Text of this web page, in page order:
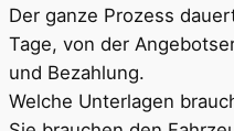
Der ganze Prozess
Tage, von der
und Bezahlung.
Welche Unterlagen